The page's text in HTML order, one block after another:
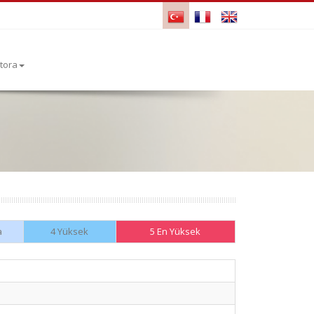
4 Yüksek 5 En Yüksek